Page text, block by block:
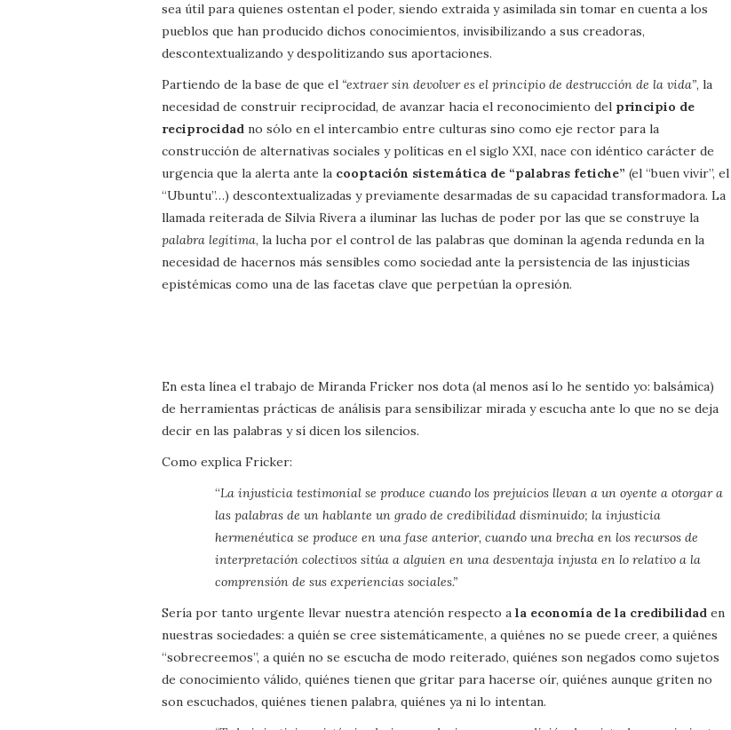
sea útil para quienes ostentan el poder, siendo extraida y asimilada sin tomar en cuenta a los
pueblos que han producido dichos conocimientos, invisibilizando a sus creadoras,
descontextualizando y despolitizando sus aportaciones.
Partiendo de la base de que el “extraer sin devolver es el principio de destrucción de la vida”, la
necesidad de construir reciprocidad, de avanzar hacia el reconocimiento del principio de
reciprocidad no sólo en el intercambio entre culturas sino como eje rector para la
construcción de alternativas sociales y políticas en el siglo XXI, nace con idéntico carácter de
urgencia que la alerta ante la cooptación sistemática de “palabras fetiche” (el “buen vivir”, el
“Ubuntu”…) descontextualizadas y previamente desarmadas de su capacidad transformadora. La
llamada reiterada de Silvia Rivera a iluminar las luchas de poder por las que se construye la
palabra legítima, la lucha por el control de las palabras que dominan la agenda redunda en la
necesidad de hacernos más sensibles como sociedad ante la persistencia de las injusticias
epistémicas como una de las facetas clave que perpetúan la opresión.
En esta línea el trabajo de Miranda Fricker nos dota (al menos así lo he sentido yo: balsámica)
de herramientas prácticas de análisis para sensibilizar mirada y escucha ante lo que no se deja
decir en las palabras y sí dicen los silencios.
Como explica Fricker:
“La injusticia testimonial se produce cuando los prejuicios llevan a un oyente a otorgar a
las palabras de un hablante un grado de credibilidad disminuido; la injusticia
hermenéutica se produce en una fase anterior, cuando una brecha en los recursos de
interpretación colectivos sitúa a alguien en una desventaja injusta en lo relativo a la
comprensión de sus experiencias sociales.”
Sería por tanto urgente llevar nuestra atención respecto a la economía de la credibilidad en
nuestras sociedades: a quién se cree sistemáticamente, a quiénes no se puede creer, a quiénes
“sobrecreemos”, a quién no se escucha de modo reiterado, quiénes son negados como sujetos
de conocimiento válido, quiénes tienen que gritar para hacerse oír, quiénes aunque griten no
son escuchados, quiénes tienen palabra, quiénes ya ni lo intentan.